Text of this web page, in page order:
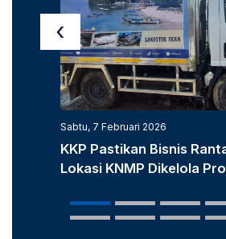
Sabtu, 7 Februari 2026
KKP Pastikan Bisnis
Lokasi KNMP Dikelola
‹